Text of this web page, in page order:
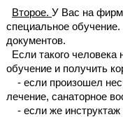
Второе. У Вас на
специальное
документов.
Если такого
обучение и получить
- если произошел
лечение, санаторное
- если же инструктаж